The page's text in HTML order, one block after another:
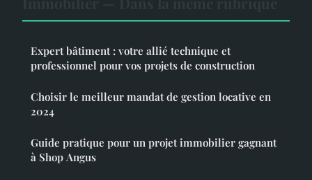
Expert bâtiment : votre allié technique et
professionnel pour vos projets de construction
Choisir le meilleur mandat de gestion locative en
2024
Guide pratique pour un projet immobilier gagnant
à Shop Angus